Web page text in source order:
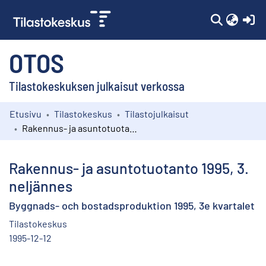
OTOS
Tilastokeskuksen julkaisut verkossa
Kokoelmat
Etusivu Tilastokeskus
Tilastojulkaisut
Rakennus- ja asuntotuotanto 1995, 3.
neljännes
Byggnads- och bostadsproduktion 1995, 3e kvartalet
Tilastokeskus
1995-12-12